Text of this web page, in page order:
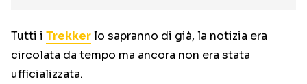
Tutti i Trekkerlo sapranno di già, la notizia era
circolata da tempo ma ancora non era stata
ufficializzata.